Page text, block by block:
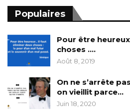
Populaires
Pour être
choses ….
Août 8, 2019
On ne s’arrête
on vieillit parce…
Juin 18, 2020